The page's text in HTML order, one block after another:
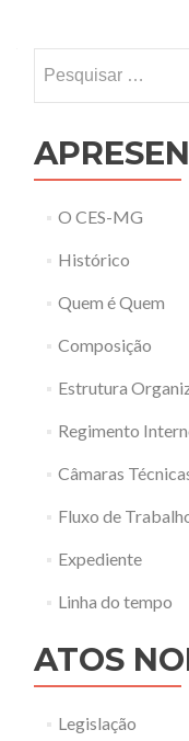
O CES-MG
Histórico
Quem é Quem
Composição
Estrutura
Regimento
Câmaras
Fluxo de
Expediente
Linha do tempo
ATOS
Legislação